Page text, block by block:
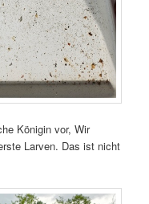
Königin vor, Wir
Larven. Das ist nicht